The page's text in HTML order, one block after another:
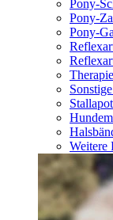
Pony-
Pony-
Pony-
Weitere